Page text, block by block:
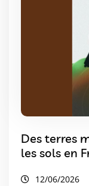
Des terres
les sols en
12/06/2026